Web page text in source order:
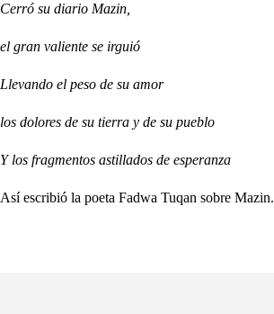
Cerró su diario Mazin,
el gran valiente se irguió
Llevando el peso de su amor
los dolores de su tierra y de su pueblo
Y los fragmentos astillados de esperanza
Así escribió la poeta Fadwa Tuqan sobre Mazin.